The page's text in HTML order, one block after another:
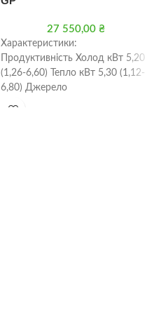
27 550,00 ₴
Характеристики:
Продуктивність Холод кВт 5,20
(1,26-6,60) Тепло кВт 5,30 (1,12-
6,80) Джерело